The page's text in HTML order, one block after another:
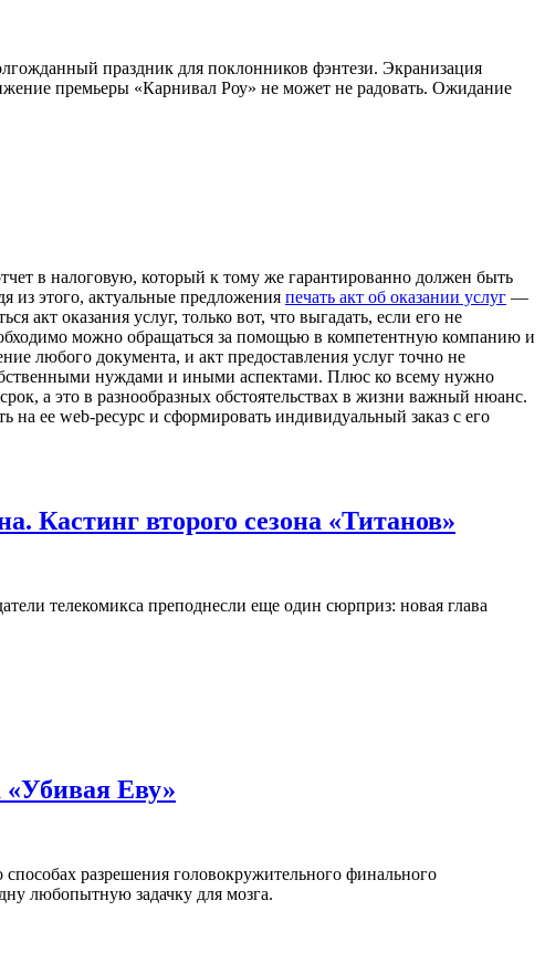
праздник для поклонников фэнтези. Экранизация
премьеры «Карнивал Роу» не может не радовать. Ожидание
в налоговую, который к тому же гарантированно должен быть
из этого, актуальные предложения печать акт об оказании услуг —
акт оказания услуг, только вот, что выгадать, если его не
можно обращаться за помощью в компетентную компанию и
любого документа, и акт предоставления услуг точно не
нуждами и иными аспектами. Плюс ко всему нужно
а это в разнообразных обстоятельствах в жизни важный нюанс.
на ее web-ресурс и сформировать индивидуальный заказ с его
Кастинг второго сезона «Титанов»
телекомикса преподнесли еще один сюрприз: новая глава
«Убивая Еву»
разрешения головокружительного финального
любопытную задачку для мозга.